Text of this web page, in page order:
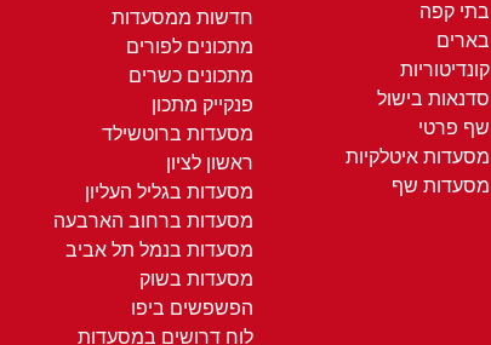
בתי קפה
בארים
קונדיטוריות
סדנאות בישול
שף פרטי
מסעדות איטלקיות
מסעדות שף
חדשות ממסעדות
מתכונים לפורים
מתכונים כשרים
פנקייק מתכון
מסעדות ברוטשילד
ראשון לציון
מסעדות בגליל העליון
מסעדות ברחוב הארבעה
מסעדות בנמל תל אביב
מסעדות בשוק
הפשפשים ביפו
לוח דרושים במסעדות